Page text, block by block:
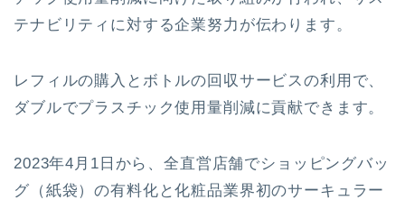
テナビリティに対する企業努力が伝わります。
レフィルの購入とボトルの回収サービスの利用で、
ダブルでプラスチック使用量削減に貢献できます。
2023年4月1日から、全直営店舗でショッピングバッ
グ（紙袋）の有料化と化粧品業界初のサーキュラー